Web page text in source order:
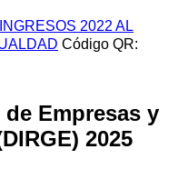
2022 AL
Código QR:
Empresas y
2025